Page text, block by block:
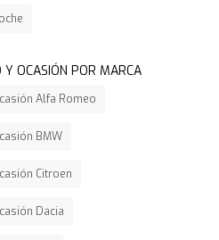
Y OCASIÓN POR MARCA
Alfa Romeo
BMW
Citroen
Dacia